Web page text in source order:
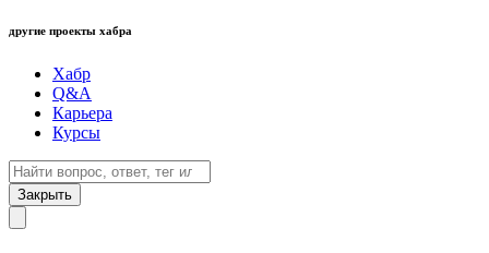
другие проекты хабра
Хабр
Q&A
Карьера
Курсы
Закрыть